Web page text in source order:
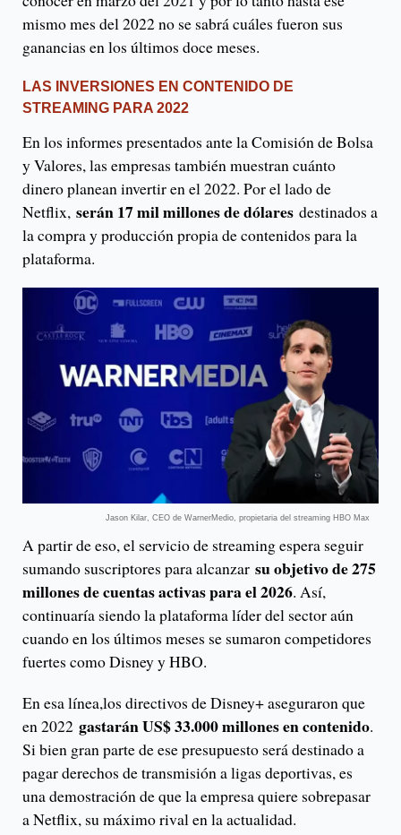
mismo mes del 2022 no se sabrá cuáles fueron sus
ganancias en los últimos doce meses.
LAS INVERSIONES EN CONTENIDO DE
STREAMING PARA 2022
En los informes presentados ante la Comisión de Bolsa
y Valores, las empresas también muestran cuánto
dinero planean invertir en el 2022. Por el lado de
Netflix, serán 17 mil millones de dólares destinados a
la compra y producción propia de contenidos para la
plataforma.
Jason Kilar, CEO de WarnerMedio, propietaria del streaming HBO Max
A partir de eso, el servicio de streaming espera seguir
sumando suscriptores para alcanzar su objetivo de 275
millones de cuentas activas para el 2026. Así,
continuaría siendo la plataforma líder del sector aún
cuando en los últimos meses se sumaron competidores
fuertes como Disney y HBO.
En esa línea,los directivos de Disney+ aseguraron que
en 2022 gastarán US$ 33.000 millones en contenido.
Si bien gran parte de ese presupuesto será destinado a
pagar derechos de transmisión a ligas deportivas, es
una demostración de que la empresa quiere sobrepasar
a Netflix, su máximo rival en la actualidad.